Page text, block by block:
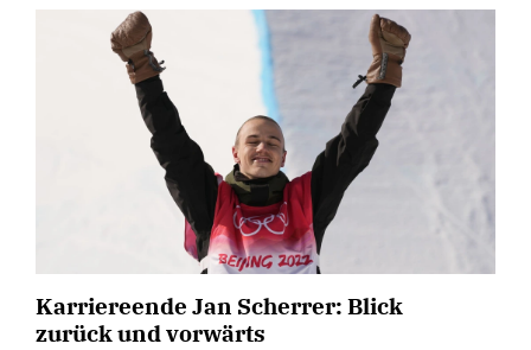
Karriereende Jan Scherrer: Blick
zurück und vorwärts